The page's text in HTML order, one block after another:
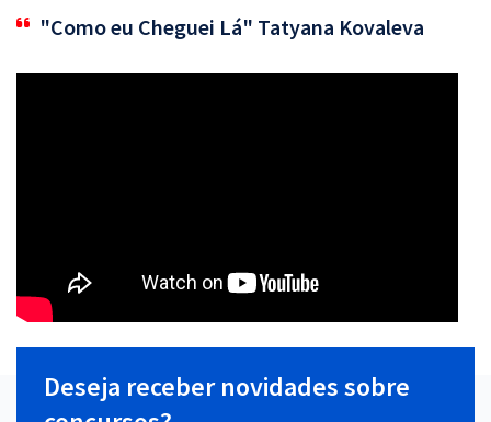
"Como eu Cheguei Lá" Tatyana Kovaleva
Deseja receber novidades sobre